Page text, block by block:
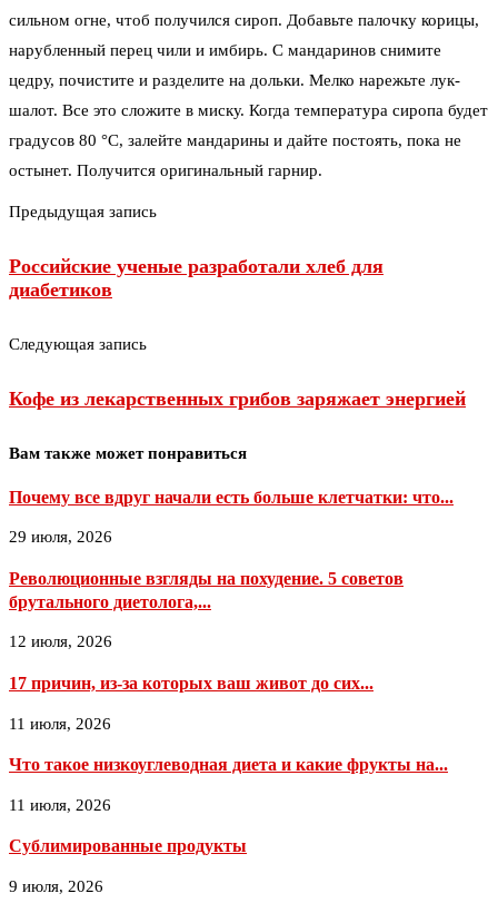
сильном огне, чтоб получился сироп. Добавьте палочку корицы,
нарубленный перец чили и имбирь. С мандаринов снимите
цедру, почистите и разделите на дольки. Мелко нарежьте лук-
шалот. Все это сложите в миску. Когда температура сиропа будет
градусов 80 °С, залейте мандарины и дайте постоять, пока не
остынет. Получится оригинальный гарнир.
Предыдущая запись
Российские ученые разработали хлеб для
диабетиков
Следующая запись
Кофе из лекарственных грибов заряжает энергией
Вам также может понравиться
Почему все вдруг начали есть больше клетчатки: что...
29 июля, 2026
Революционные взгляды на похудение. 5 советов
брутального диетолога,...
12 июля, 2026
17 причин, из-за которых ваш живот до сих...
11 июля, 2026
Что такое низкоуглеводная диета и какие фрукты на...
11 июля, 2026
Сублимированные продукты
9 июля, 2026